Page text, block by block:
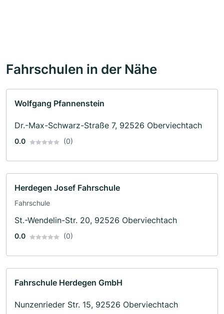
Fahrschulen in der Nähe
Wolfgang Pfannenstein
Dr.-Max-Schwarz-Straße 7, 92526 Oberviechtach
0.0 (0)
Herdegen Josef Fahrschule
Fahrschule
St.-Wendelin-Str. 20, 92526 Oberviechtach
0.0 (0)
Fahrschule Herdegen GmbH
Nunzenrieder Str. 15, 92526 Oberviechtach